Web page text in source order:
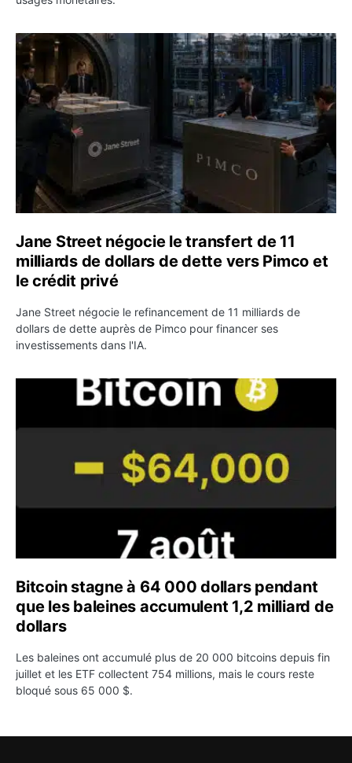
Jane Street négocie le transfert de 11 milliards de
Jane Street négocie le transfert de 11
milliards de dollars de dette vers Pimco et
le crédit privé
Jane Street négocie le refinancement de 11 milliards de
dollars de dette auprès de Pimco pour financer ses
investissements dans l'IA.
Bitcoin stagne à 64 000 dollars pendant que les
Bitcoin stagne à 64 000 dollars pendant
que les baleines accumulent 1,2 milliard de
dollars
Les baleines ont accumulé plus de 20 000 bitcoins depuis fin
juillet et les ETF collectent 754 millions, mais le cours reste
bloqué sous 65 000 $.